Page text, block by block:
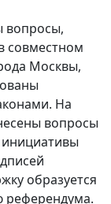
вопросы,
совместном
Москвы,
На
вопросы
образуется
референдума.